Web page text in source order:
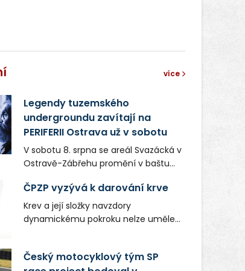
více
Legendy tuzemského
undergroundu zavítají na
PERIFERII Ostrava už v sobotu
V sobotu 8. srpna se areál Svazácká v
Ostravě-Zábřehu promění v baštu
hudby. Uskuteční se zde totiž první
ročník festivalu PERIFERIE Ostrava.
Brány areálu se otevřou půlhodinu po
Vstupenky v ceně 450 Kč jsou v
ČPZP vyzývá k darování krve
Krev a její složky navzdory
dynamickému pokroku nelze uměle
nenahraditelnou tělní tekutinu
Český motocyklový tým SP